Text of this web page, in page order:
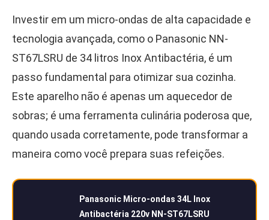
Investir em um micro-ondas de alta capacidade e
tecnologia avançada, como o Panasonic NN-
ST67LSRU de 34 litros Inox Antibactéria, é um
passo fundamental para otimizar sua cozinha.
Este aparelho não é apenas um aquecedor de
sobras; é uma ferramenta culinária poderosa que,
quando usada corretamente, pode transformar a
maneira como você prepara suas refeições.
Panasonic Micro-ondas 34L Inox
Antibactéria 220v NN-ST67LSRU